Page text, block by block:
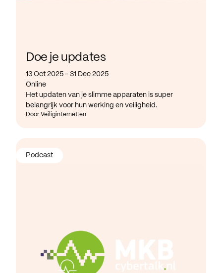
Doe je updates
13 Oct 2025 - 31 Dec 2025
Online
Het updaten van je slimme apparaten is super
belangrijk voor hun werking en veiligheid.
Door Veiliginternetten
Podcast